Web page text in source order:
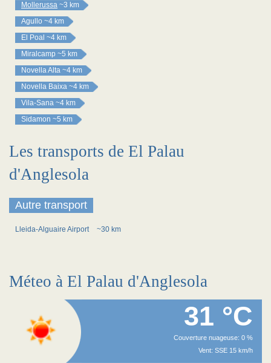
Mollerussa ~3 km
Agullo ~4 km
El Poal ~4 km
Miralcamp ~5 km
Novella Alta ~4 km
Novella Baixa ~4 km
Vila-Sana ~4 km
Sidamon ~5 km
Les transports de El Palau
d'Anglesola
Autre transport
Lleida-Alguaire Airport ~30 km
Méteo à El Palau d'Anglesola
31 °C
Couverture nuageuse: 0 %
Vent: SSE 15 km/h